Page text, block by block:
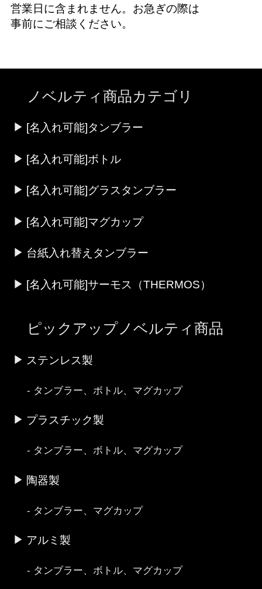
営業日に含まれません。お急ぎの際は
事前にご相談ください。
ノベルティ商品カテゴリ
[名入れ可能]タンブラー
[名入れ可能]ボトル
[名入れ可能]グラスタンブラー
[名入れ可能]マグカップ
台紙入れ替えタンブラー
[名入れ可能]サーモス（THERMOS）
ピックアップノベルティ商品
ステンレス製
タンブラー、ボトル、マグカップ
プラスチック製
タンブラー、ボトル、マグカップ
陶器製
タンブラー、マグカップ
アルミ製
タンブラー、ボトル、マグカップ